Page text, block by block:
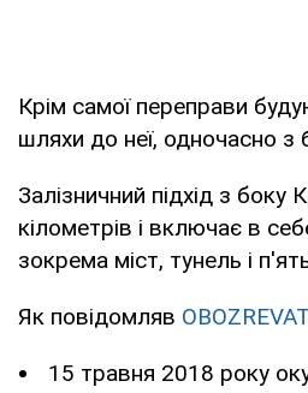
Крім самої переправи
шляхи до неї, одночасно з
Залізничний підхід з
кілометрів і включає в
зокрема міст, тунель і
Як повідомляв
15 травня 2018 року